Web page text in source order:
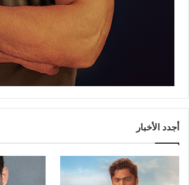
أجدد الأخبار